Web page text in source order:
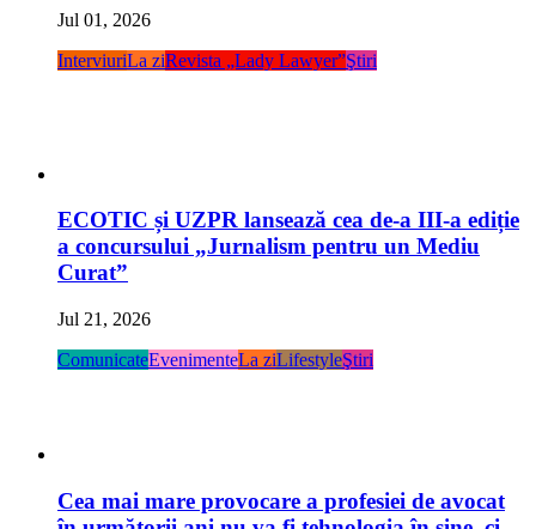
Jul 01, 2026
InterviuriLa ziRevista „Lady Lawyer”Ştiri
ECOTIC și UZPR lansează cea de-a III-a ediție
a concursului „Jurnalism pentru un Mediu
Curat”
Jul 21, 2026
ComunicateEvenimenteLa ziLifestyleŞtiri
Cea mai mare provocare a profesiei de avocat